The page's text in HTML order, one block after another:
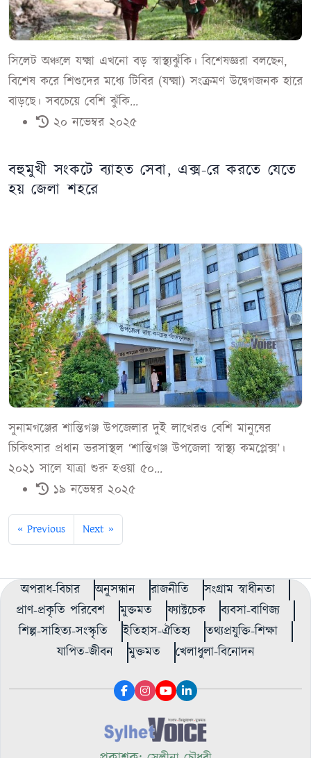
সিলেট অঞ্চলে যক্ষ্মা এখনো বড় স্বাস্থ্যঝুঁকি। বিশেষজ্ঞরা বলছেন,
বিশেষ করে শিশুদের মধ্যে টিবির (যক্ষ্মা) সংক্রমণ উদ্বেগজনক হারে
বাড়ছে। সবচেয়ে বেশি ঝুঁকি...
২০ নভেম্বর ২০২৫
বহুমুখী সংকটে ব্যাহত সেবা, এক্স-রে করতে যেতে
হয় জেলা শহরে
সুনামগঞ্জের শান্তিগঞ্জ উপজেলার দুই লাখেরও বেশি মানুষের
চিকিৎসার প্রধান ভরসাস্থল ‘শান্তিগঞ্জ উপজেলা স্বাস্থ্য কমপ্লেক্স’।
২০২১ সালে যাত্রা শুরু হওয়া ৫০...
১৯ নভেম্বর ২০২৫
« Previous Next »
অপরাধ-বিচার অনুসন্ধান রাজনীতি
সংগ্রাম স্বাধীনতা
প্রাণ-প্রকৃতি পরিবেশ
মুক্তমত ফ্যাক্টচেক
ব্যবসা-বাণিজ্য
শিল্প-সাহিত্য-সংস্কৃতি
ইতিহাস-ঐতিহ্য
তথ্যপ্রযুক্তি-শিক্ষা
যাপিত-জীবন
মুক্তমত খেলাধুলা-বিনোদন